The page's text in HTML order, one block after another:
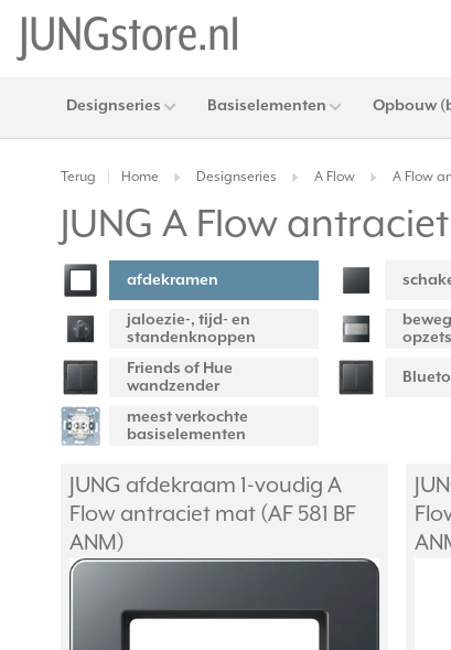
Designseries Basiselementen Opbouw
Terug Home Designseries A Flow A Flow
JUNG A Flow
afdekramen
jaloezie-, tijd- en
standenknoppen
Friends of Hue
wandzender
meest verkochte
basiselementen
JUNG afdekraam 1-voudig A
Flow antraciet mat (AF 581 BF
ANM)